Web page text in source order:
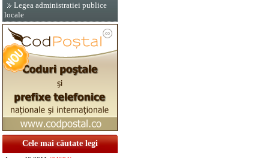
Legea administratiei publice
locale
Cele mai căutate legi